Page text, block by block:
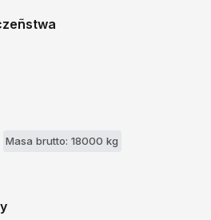
Masa brutto: 18000 kg